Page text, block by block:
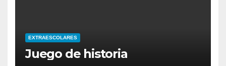
EXTRAESCOLARES
Juego de historia